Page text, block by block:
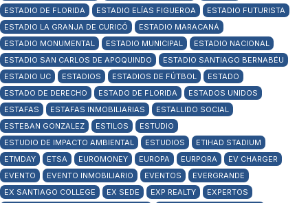
ESTADIO DE FLORIDA
ESTADIO ELÍAS FIGUEROA
ESTADIO FUTURISTA
ESTADIO LA GRANJA DE CURICÓ
ESTADIO MARACANÁ
ESTADIO MONUMENTAL
ESTADIO MUNICIPAL
ESTADIO NACIONAL
ESTADIO SAN CARLOS DE APOQUINDO
ESTADIO SANTIAGO BERNABÉU
ESTADIO UC
ESTADIOS ESTADIOS DE FÚTBOL
ESTADO
ESTADO DE DERECHO
ESTADO DE FLORIDA
ESTADOS UNIDOS
ESTAFAS
ESTAFAS INMOBILIARIAS
ESTALLIDO SOCIAL
ESTEBAN GONZALEZ
ESTILOS
ESTUDIO
ESTUDIO DE IMPACTO AMBIENTAL
ESTUDIOS
ETIHAD STADIUM
ETMDAY
ETSA EUROMONEY EUROPA EURPORA
EV CHARGER
EVENTO
EVENTO INMOBILIARIO EVENTOS
EVERGRANDE
EX SANTIAGO COLLEGE
EX SEDE EXP REALTY
EXPERTOS